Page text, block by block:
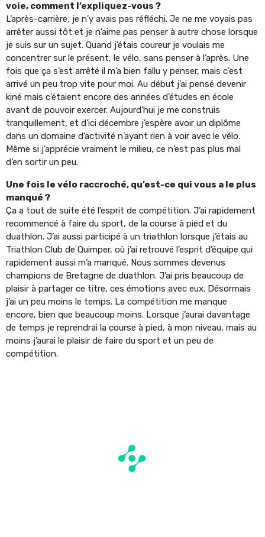
voie, comment l’expliquez-vous ?
L’après-carrière, je n’y avais pas réfléchi. Je ne me voyais pas
arrêter aussi tôt et je n’aime pas penser à autre chose lorsque
je suis sur un sujet. Quand j’étais coureur je voulais me
concentrer sur le présent, le vélo, sans penser à l’après. Une
fois que ça s’est arrêté il m’a bien fallu y penser, mais c’est
arrivé un peu trop vite pour moi. Au début j’ai pensé devenir
kiné mais c’étaient encore des années d’études en école
avant de pouvoir exercer. Aujourd’hui je me construis
tranquillement, et d’ici décembre j’espère avoir un diplôme
dans un domaine d’activité n’ayant rien à voir avec le vélo.
Même si j’apprécie vraiment le milieu, ce n’est pas plus mal
d’en sortir un peu.
Une fois le vélo raccroché, qu’est-ce qui vous a le plus
manqué ?
Ça a tout de suite été l’esprit de compétition. J’ai rapidement
recommencé à faire du sport, de la course à pied et du
duathlon. J’ai aussi participé à un triathlon lorsque j’étais au
Triathlon Club de Quimper, où j’ai retrouvé l’esprit d’équipe qui
rapidement aussi m’a manqué. Nous sommes devenus
champions de Bretagne de duathlon. J’ai pris beaucoup de
plaisir à partager ce titre, ces émotions avec eux. Désormais
j’ai un peu moins le temps. La compétition me manque
encore, bien que beaucoup moins. Lorsque j’aurai davantage
de temps je reprendrai la course à pied, à mon niveau, mais au
moins j’aurai le plaisir de faire du sport et un peu de
compétition.